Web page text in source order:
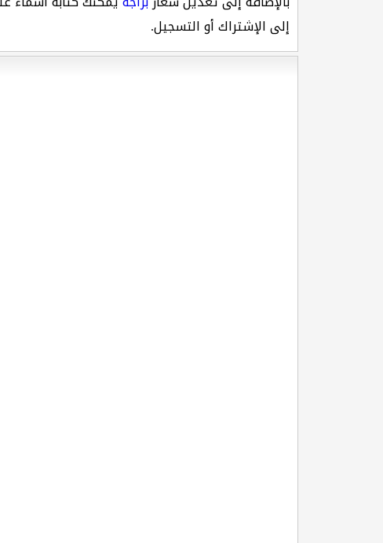
إلى الإشتراك أو التسجيل.